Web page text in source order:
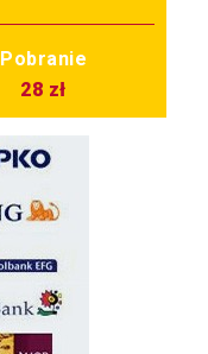
Pobranie
28 zł